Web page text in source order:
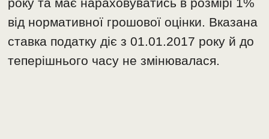
року та має нараховуватись в розмірі 1%
від нормативної грошової оцінки. Вказана
ставка податку діє з 01.01.2017 року й до
теперішнього часу не змінювалася.